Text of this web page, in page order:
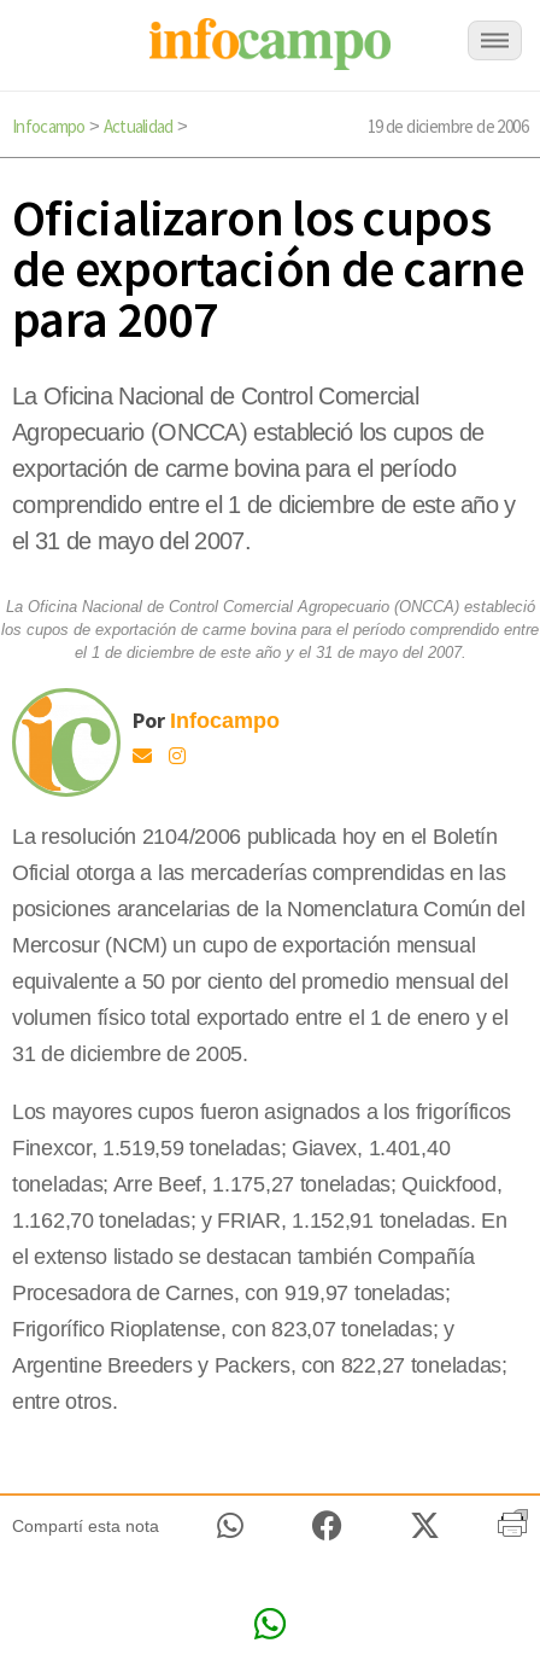
Infocampo > Actualidad > 19 de diciembre de 2006
Oficializaron los cupos
de exportación de carne
para 2007
La Oficina Nacional de Control Comercial
Agropecuario (ONCCA) estableció los cupos de
exportación de carme bovina para el período
comprendido entre el 1 de diciembre de este año y
el 31 de mayo del 2007.
La Oficina Nacional de Control Comercial Agropecuario (ONCCA) estableció
los cupos de exportación de carme bovina para el período comprendido entre
el 1 de diciembre de este año y el 31 de mayo del 2007.
Por Infocampo
La resolución 2104/2006 publicada hoy en el Boletín
Oficial otorga a las mercaderías comprendidas en las
posiciones arancelarias de la Nomenclatura Común del
Mercosur (NCM) un cupo de exportación mensual
equivalente a 50 por ciento del promedio mensual del
volumen físico total exportado entre el 1 de enero y el
31 de diciembre de 2005.
Los mayores cupos fueron asignados a los frigoríficos
Finexcor, 1.519,59 toneladas; Giavex, 1.401,40
toneladas; Arre Beef, 1.175,27 toneladas; Quickfood,
1.162,70 toneladas; y FRIAR, 1.152,91 toneladas. En
el extenso listado se destacan también Compañía
Procesadora de Carnes, con 919,97 toneladas;
Frigorífico Rioplatense, con 823,07 toneladas; y
Argentine Breeders y Packers, con 822,27 toneladas;
entre otros.
Compartí esta nota